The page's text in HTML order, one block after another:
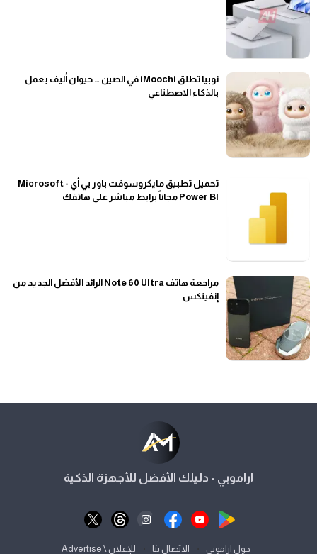
نوبيا تطلق iMoochi في الصين … حيوان أليف يعمل
بالذكاء الاصطناعي
تحميل تطبيق مايكروسوفت باور بي أي - Microsoft
Power BI مجاناً برابط مباشر على هاتفك
مراجعة هاتف Note 60 Ultra الرائد الأفضل الجديد من
إنفينكس
اراموبي - دليلك الأفضل للأجهزة الذكية
حول اراموبي الاتصال بنا للإعلان \ Advertise